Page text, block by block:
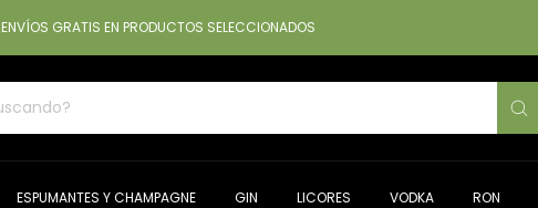
ENVÍOS GRATIS EN PRODUCTOS SELECCIONADOS
ESPUMANTES Y CHAMPAGNE GIN LICORES VODKA RON